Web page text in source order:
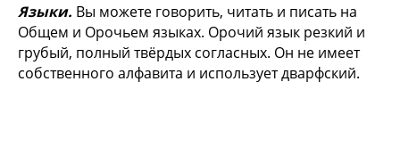
Языки. Вы можете говорить, читать и писать на
Общем и Орочьем языках. Орочий язык резкий и
грубый, полный твёрдых согласных. Он не имеет
собственного алфавита и использует дварфский.